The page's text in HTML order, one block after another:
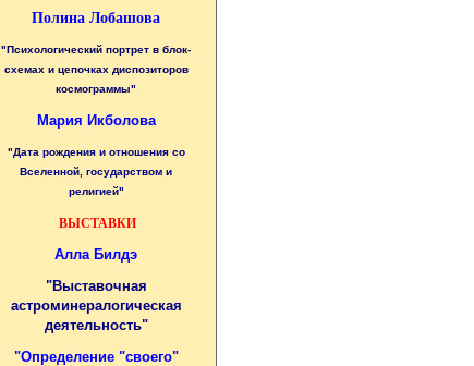
Полина Лобашова
"Психологический портрет в блок-
схемах и цепочках диспозиторов
космограммы"
Мария Икболова
"Дата рождения и отношения со
Вселенной, государством и
религией"
ВЫСТАВКИ
Алла Билдэ
"Выставочная
астроминералогическая
деятельность"
"Определение "своего"